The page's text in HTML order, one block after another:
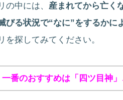
の中には、 産まれてから亡く
びる状況で“なに”をするかに
を探してみてください。
一番のおすすめは「四ツ目神